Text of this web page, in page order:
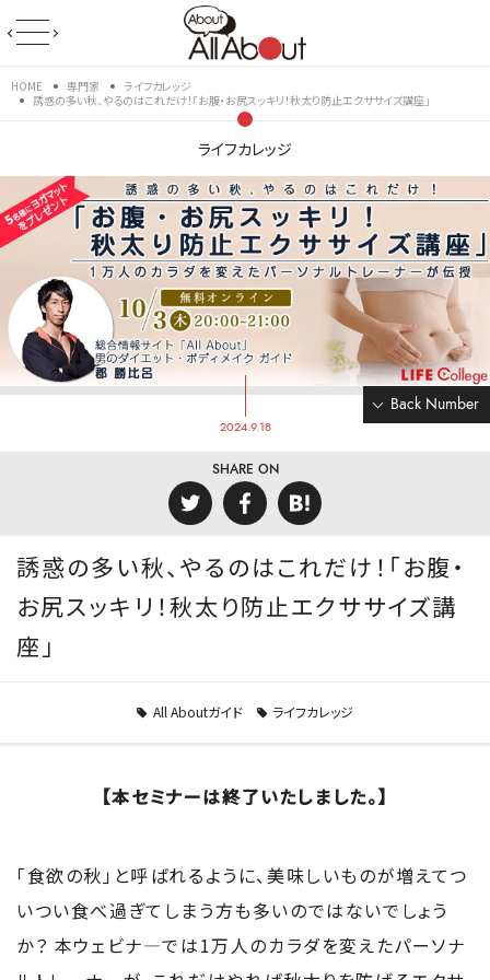
HOME 専門家
ライフカレッジ
誘惑の多い秋、やるのはこれだけ！「お腹・お尻スッキリ！秋太り防止エクササイズ講座」
ライフカレッジ
Back Number
2024.9.18
SHARE ON
誘惑の多い秋、やるのはこれだけ！「お腹・
お尻スッキリ！秋太り防止エクササイズ講
座」
All Aboutガイド ライフカレッジ
【本セミナーは終了いたしました。】
「食欲の秋」と呼ばれるように、美味しいものが増えてつ
いつい食べ過ぎてしまう方も多いのではないでしょう
か？ 本ウェビナ―では1万人のカラダを変えたパーソナ